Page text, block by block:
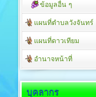
ข้อมูลอื่น ๆ
แผนที่ตำบลวังจันทร์
แผนที่ดาวเทียม
อำนาจหน้าที่
บุคลากร